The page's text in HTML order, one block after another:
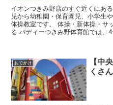
イオンつきみ野店のすぐ近くにあ
児から幼稚園・保育園児、小学生
体操教室です。 体操・新体操・サ
る バディーつきみ野体育館では、
おでかけ
【中
くさ